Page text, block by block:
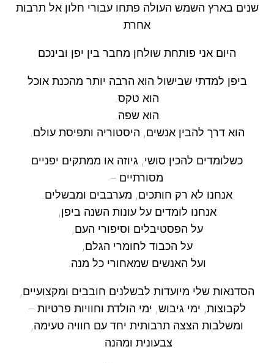
שנים בארץ השמש העולה פתחו עבורי חלון אל תרבות
אחרת
היום אני פותחת שולחן מחבר בין יפן ובינכם
ביפן למדתי שבישול הוא הרבה יותר מהכנת אוכל
הוא טקס.
הוא שפה.
הוא דרך להבין אנשים, היסטוריה ותפיסת עולם.
כשלומדים להכין סושי, גיוזה או ממתקים יפניים
מסורתיים –
אנחנו לא רק חותכים, מערבבים ומבשלים.
אנחנו לומדים על עונות השנה ביפן,
על הפסטיבלים וסיפורי העם,
על הכבוד לחומרי הגלם,
ועל האנשים שמאחורי כל מנה.
הסדנאות שלי מיועדות לבשלנים חובבים ומקצועיים,
לקבוצות, ימי גיבוש, ימי הולדת וחוויות פרטיות –
ומשלבות הצצה תרבותית יחד עם חוויה טעימה,
צבעונית ומהנה.